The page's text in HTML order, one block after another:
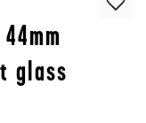
glass